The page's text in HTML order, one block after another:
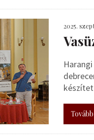
2025.